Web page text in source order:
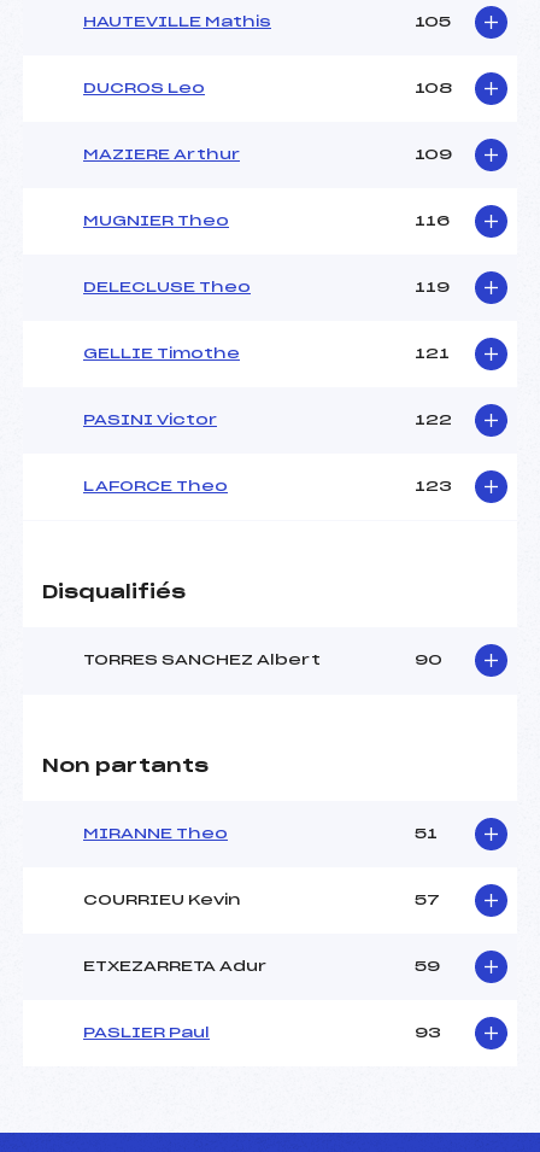
HAUTEVILLE Mathis 105
DUCROS Leo 108
MAZIERE Arthur 109
MUGNIER Theo 116
DELECLUSE Theo 119
GELLIE Timothe 121
PASINI Victor 122
LAFORCE Theo 123
Disqualifiés
TORRES SANCHEZ Albert 90
Non partants
MIRANNE Theo 51
COURRIEU Kevin 57
ETXEZARRETA Adur 59
PASLIER Paul 93